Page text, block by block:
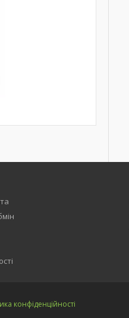
конфіденційності